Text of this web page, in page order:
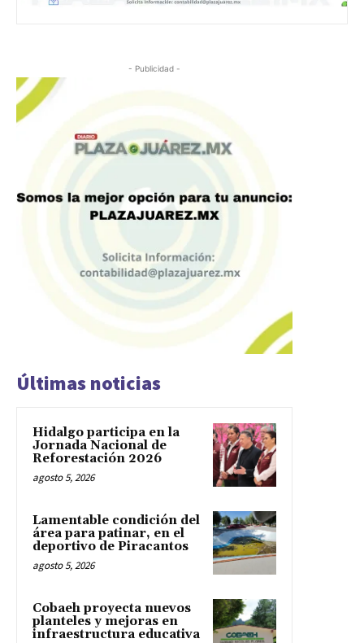
- Publicidad -
Últimas noticias
Hidalgo participa en la
Jornada Nacional de
Reforestación 2026
agosto 5, 2026
Lamentable condición del
área para patinar, en el
deportivo de Piracantos
agosto 5, 2026
Cobaeh proyecta nuevos
planteles y mejoras en
infraestructura educativa